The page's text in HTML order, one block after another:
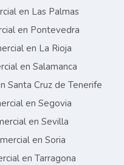
en Las Palmas
en Pontevedra
en La Rioja
en Salamanca
Santa Cruz de Tenerife
en Segovia
en Sevilla
en Soria
en Tarragona